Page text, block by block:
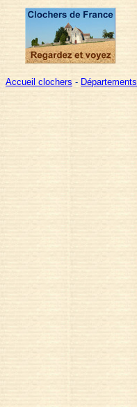
Accueil clochers - Départements